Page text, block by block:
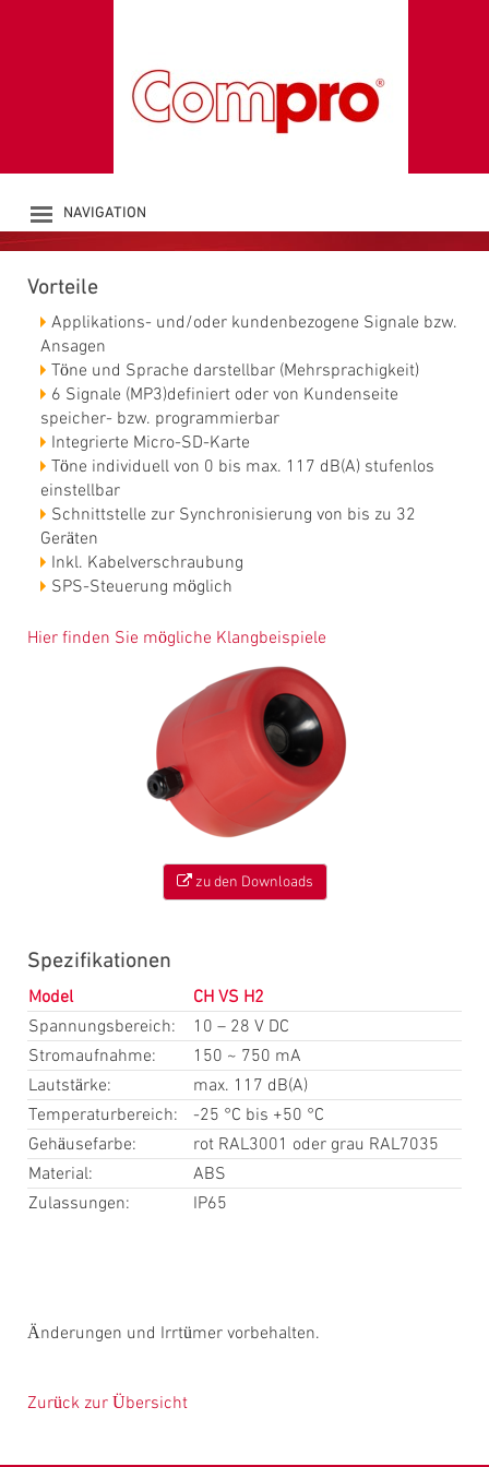
NAVIGATION
PRODUKTE
KATALOG
DOWNLOADS
NEWS
KONTAKT
CHIASSO VOICE &
Vorteile
Applikations- und/oder kundenbezogene Signale bzw.
Ansagen
Töne und Sprache darstellbar (Mehrsprachigkeit)
6 Signale (MP3)definiert oder von Kundenseite
speicher- bzw. programmierbar
Integrierte Micro-SD-Karte
Töne individuell von 0 bis max. 117 dB(A) stufenlos
einstellbar
Schnittstelle zur Synchronisierung von bis zu 32
Geräten
Inkl. Kabelverschraubung
SPS-Steuerung möglich
Hier finden Sie mögliche Klangbeispiele
zu den Downloads
Spezifikationen
Model
CH VS H2
Spannungsbereich:
10 – 28 V DC
Stromaufnahme:
150 ~ 750 mA
Lautstärke:
max. 117 dB(A)
Temperaturbereich:
-25 °C bis +50 °C
Gehäusefarbe:
rot RAL3001 oder grau RAL7035
Material:
ABS
Zulassungen:
IP65
Änderungen und Irrtümer vorbehalten.
Zurück zur Übersicht